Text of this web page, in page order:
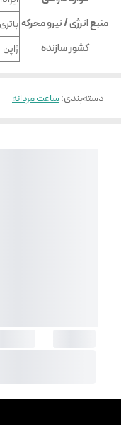
منبع انرژی / نیرو محرکهباتری
کشور سازنده
ژاپن
دسته‌بندی:ساعت مردانه